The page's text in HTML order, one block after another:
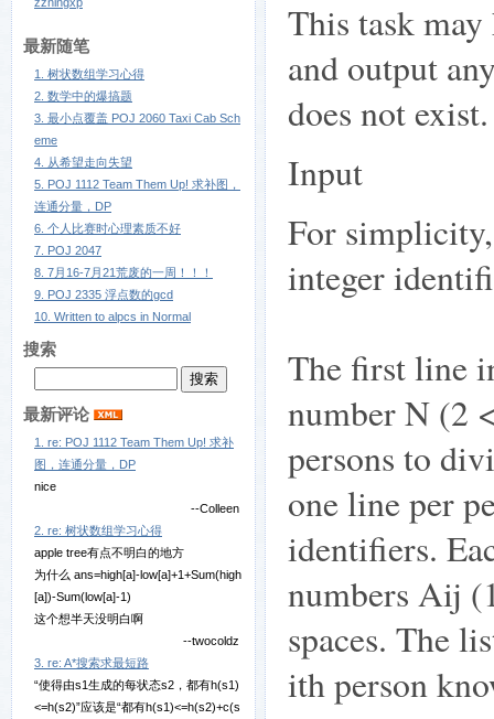
最新随笔
1. 树状数组学习心得
2. 数学中的爆搞题
3. 最小点覆盖 POJ 2060 Taxi Cab Sch
eme
4. 从希望走向失望
5. POJ 1112 Team Them Up! 求补图，
连通分量，DP
6. 个人比赛时心理素质不好
7. POJ 2047
8. 7月16-7月21荒废的一周！！！
9. POJ 2335 浮点数的gcd
10. Written to alpcs in Normal
搜索
最新评论
1. re: POJ 1112 Team Them Up! 求补
图，连通分量，DP
nice
--Colleen
2. re: 树状数组学习心得
apple tree有点不明白的地方
为什么 ans=high[a]-low[a]+1+Sum(high
[a])-Sum(low[a]-1)
这个想半天没明白啊
--twocoldz
3. re: A*搜索求最短路
“使得由s1生成的每状态s2，都有h(s1)
<=h(s2)”应该是“都有h(s1)<=h(s2)+c(s
This task
and output
does not exist.
Input
For
integer
The first line
number N (2
persons to
one line per
identifiers.
numbers Aij
spaces. The
ith person